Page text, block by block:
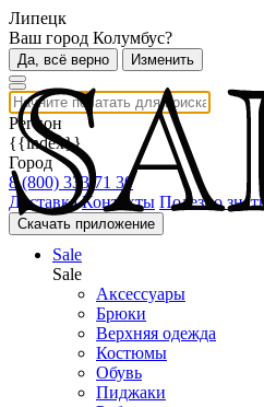
Липецк
Ваш город Колумбус?
Да, всё верно Изменить
Регион
{{index}}
Город
8 (800) 333 71 30
Доставка Контакты Полезно знать
Скачать приложение
Sale
Sale
Аксессуары
Брюки
Верхняя одежда
Костюмы
Обувь
Пиджаки